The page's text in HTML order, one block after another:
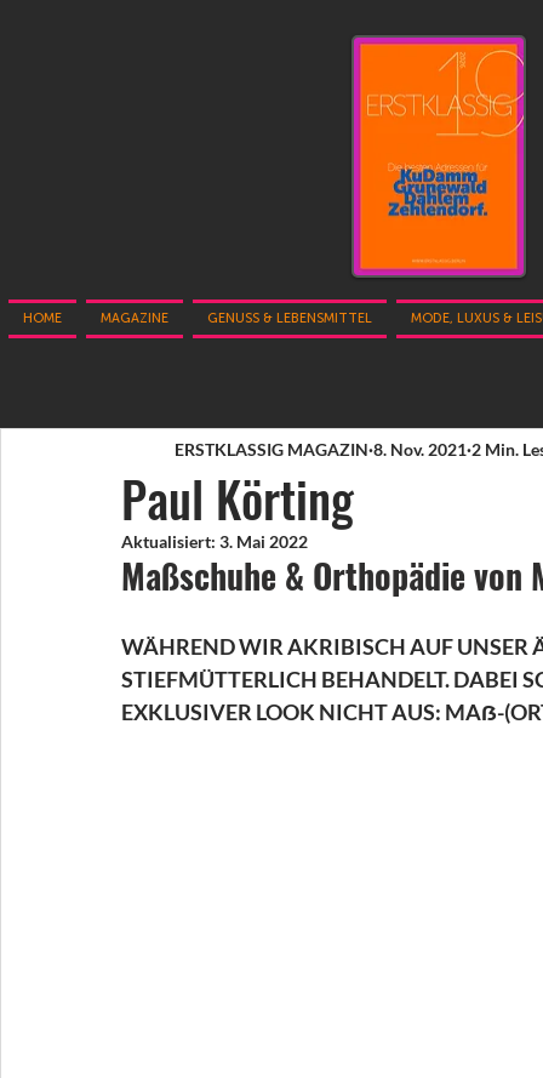
HOME MAGAZINE GENUSS & LEBENSMITTEL MODE, LUXUS &
Paul Körting
ERSTKLASSIG MAGAZIN 8. Nov. 2021 2 Min.
Aktualisiert: 3. Mai 2022
Maßschuhe & Orthopädie
WÄHREND WIR AKRIBISCH AUF UNSER
STIEFMÜTTERLICH BEHANDELT. DABEI
EXKLUSIVER LOOK NICHT AUS: MAẞ-